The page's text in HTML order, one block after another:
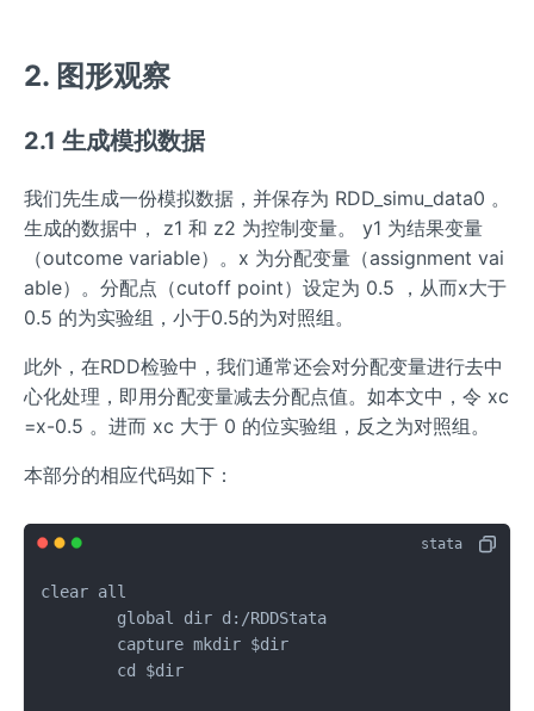
2. 图形观察
2.1 生成模拟数据
我们先生成一份模拟数据，并保存为 RDD_simu_data0 。
生成的数据中， z1 和 z2 为控制变量。 y1 为结果变量
（outcome variable）。x 为分配变量（assignment vai
able）。分配点（cutoff point）设定为 0.5 ，从而x大于
0.5 的为实验组，小于0.5的为对照组。
此外，在RDD检验中，我们通常还会对分配变量进行去中
心化处理，即用分配变量减去分配点值。如本文中，令 xc
=x-0.5 。进而 xc 大于 0 的位实验组，反之为对照组。
本部分的相应代码如下：
clear all